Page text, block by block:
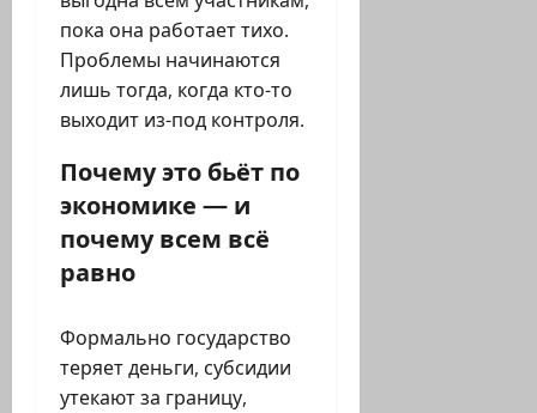
пока она работает тихо.
Проблемы начинаются
лишь тогда, когда кто-то
выходит из-под контроля.
Почему это бьёт по
экономике — и
почему всем всё
равно
Формально государство
теряет деньги, субсидии
утекают за границу,